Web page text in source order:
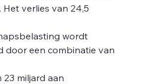
Het verlies van 24,5
wordt
door een combinatie van
23 miljard aan